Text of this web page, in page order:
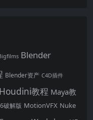
Blender
Blender资产 C4D插件
Houdini教程 Maya教
破解版 MotionVFX Nuke